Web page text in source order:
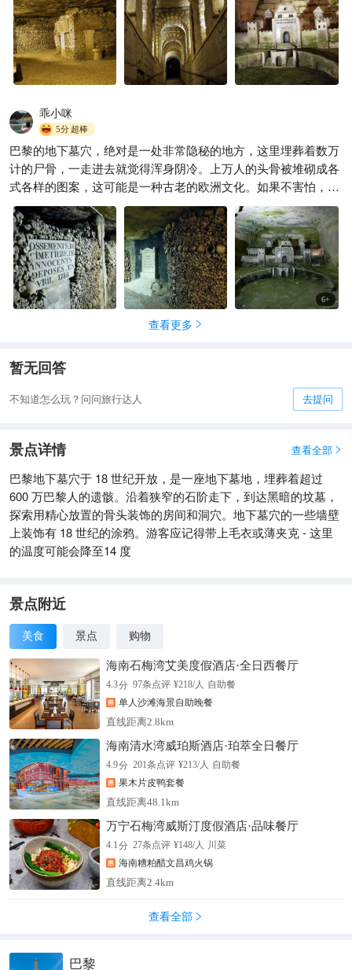
乖小咪
5分超棒
巴黎的地下墓穴，绝对是一处非常隐秘的地方，这里埋葬着数万
计的尸骨，一走进去就觉得浑身阴冷。上万人的头骨被堆砌成各
式各样的图案，这可能是一种古老的欧洲文化。如果不害怕，可
以前去参观一下。
6+
查看更多 
暂无回答
不知道怎么玩？问问旅行达人 去提问
景点详情 查看全部 
巴黎地下墓穴于 18 世纪开放，是一座地下墓地，埋葬着超过
600 万巴黎人的遗骸。沿着狭窄的石阶走下，到达黑暗的坟墓，
探索用精心放置的骨头装饰的房间和洞穴。地下墓穴的一些墙壁
上装饰有 18 世纪的涂鸦。游客应记得带上毛衣或薄夹克 - 这里
的温度可能会降至14 度
景点附近
美食 景点 购物
海南石梅湾艾美度假酒店·全日西餐厅
4.3分 97条点评 ¥218/人 自助餐
单人沙滩海景自助晚餐
直线距离2.8km
海南清水湾威珀斯酒店·珀萃全日餐厅
4.9分 201条点评 ¥213/人 自助餐
果木片皮鸭套餐
直线距离48.1km
万宁石梅湾威斯汀度假酒店·品味餐厅
4.1分 27条点评 ¥148/人 川菜
海南糟粕醋文昌鸡火锅
直线距离2.4km
查看全部 
巴黎